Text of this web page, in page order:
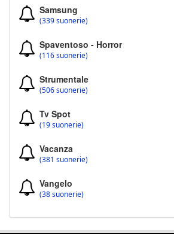
Samsung
(339 suonerie)
Spaventoso - Horror
(116 suonerie)
Strumentale
(506 suonerie)
Tv Spot
(19 suonerie)
Vacanza
(381 suonerie)
Vangelo
(38 suonerie)